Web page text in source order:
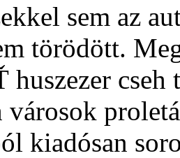
sem az
törödött.
huszezer
városok
kiadósan